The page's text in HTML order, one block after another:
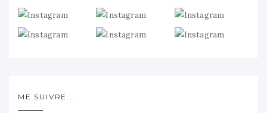
ME SUIVRE...